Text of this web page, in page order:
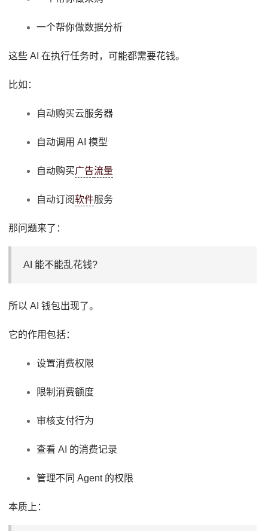
一个帮你做数据分析
这些 AI 在执行任务时，可能都需要花钱。
比如：
自动购买云服务器
自动调用 AI 模型
自动购买广告流量
自动订阅软件服务
那问题来了：
AI 能不能乱花钱?
所以 AI 钱包出现了。
它的作用包括：
设置消费权限
限制消费额度
审核支付行为
查看 AI 的消费记录
管理不同 Agent 的权限
本质上：